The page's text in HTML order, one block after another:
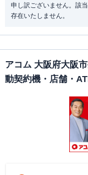
申し訳ございません。該
存在いたしません。
アコム 大阪府大阪
動契約機・店舗・